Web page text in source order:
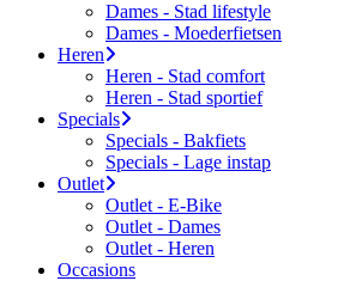
Dames - Stad lifestyle
Dames - Moederfietsen
Heren
Heren - Stad comfort
Heren - Stad sportief
Specials
Specials - Bakfiets
Specials - Lage instap
Outlet
Outlet - E-Bike
Outlet - Dames
Outlet - Heren
Occasions